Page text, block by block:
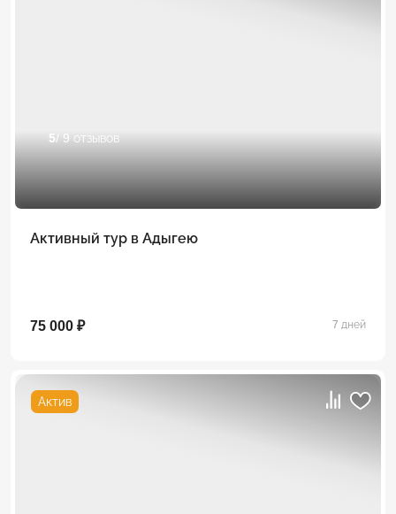
5/ 9 отзывов
Активный тур в Адыгею
75 000 ₽ 7 дней
Актив